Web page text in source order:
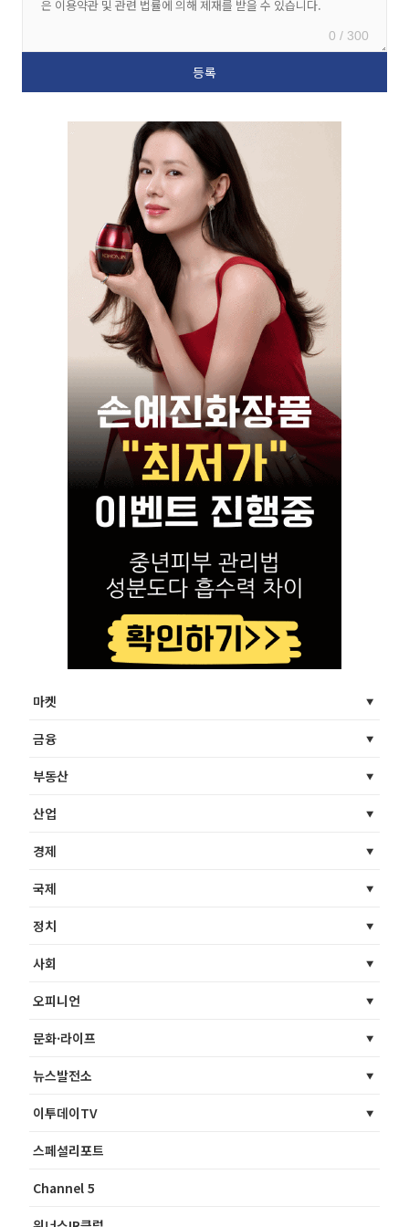
0 / 300
마켓
금융
부동산
산업
경제
국제
정치
사회
오피니언
문화·라이프
뉴스발전소
이투데이TV
스페셜리포트
Channel 5